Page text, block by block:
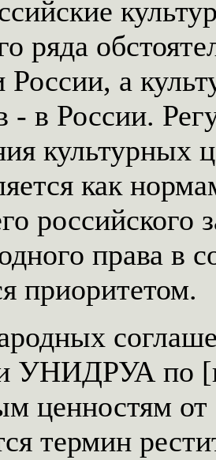
ряда
России, а
- в России.
культурных
как
российского
права в
приоритетом.
УНИДРУА по
ценностям
термин